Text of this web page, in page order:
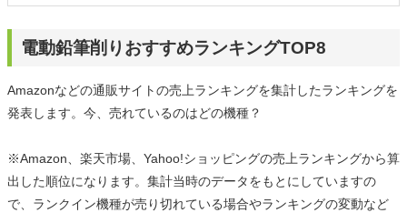
電動鉛筆削りおすすめランキングTOP8
Amazonなどの通販サイトの売上ランキングを集計したランキングを
発表します。今、売れているのはどの機種？
※Amazon、楽天市場、Yahoo!ショッピングの売上ランキングから算
出した順位になります。集計当時のデータをもとにしていますの
で、ランクイン機種が売り切れている場合やランキングの変動など